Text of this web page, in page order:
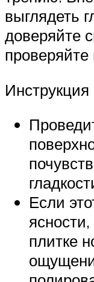
выглядеть
доверяйте
Если
плитке